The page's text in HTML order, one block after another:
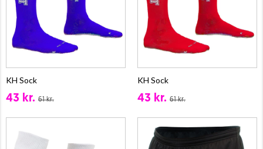
KH Sock
43 kr. 61 kr.
KH Sock
43 kr. 61 kr.